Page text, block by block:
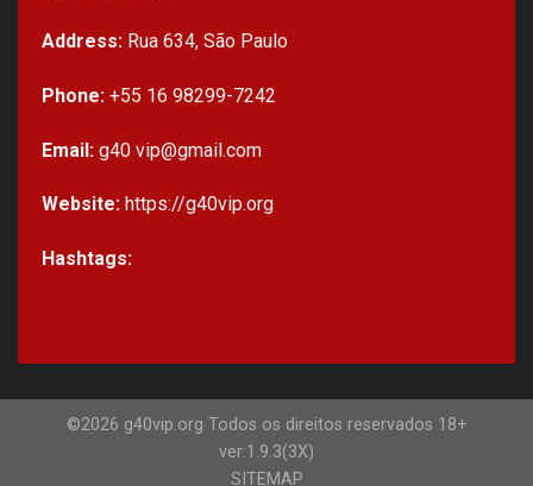
Address: Rua 634, São Paulo
Phone: +55 16 98299-7242
Email: g40 vip@gmail.com
Website: https://g40vip.org
Hashtags:
©2026 g40vip.org Todos os direitos reservados 18+
ver:1.9.3(3X)
SITEMAP